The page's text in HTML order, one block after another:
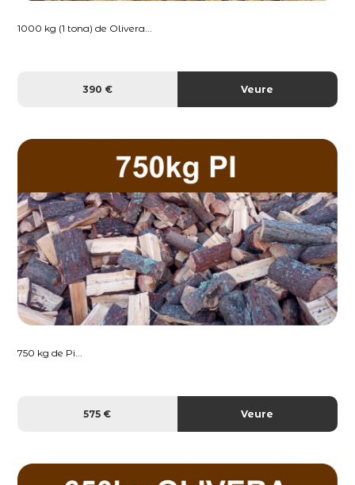
1000 kg (1 tona) de Olivera...
390 € Veure
750 kg de Pi...
575 € Veure